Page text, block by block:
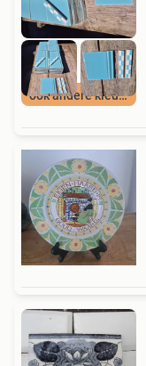
ook andere kleuren